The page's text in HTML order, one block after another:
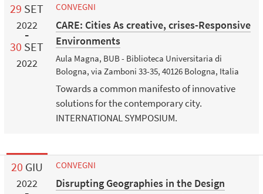
29 SET
2022
30 SET
2022
CONVEGNI
CARE: Cities As creative, crises-Responsive
Environments
Aula Magna, BUB - Biblioteca Universitaria di
Bologna, via Zamboni 33-35, 40126 Bologna, Italia
Towards a common manifesto of innovative
solutions for the contemporary city.
INTERNATIONAL SYMPOSIUM.
20 GIU
2022
CONVEGNI
Disrupting Geographies in the Design